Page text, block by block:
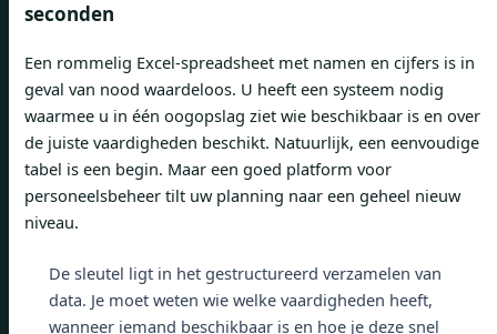
seconden
Een rommelig Excel-spreadsheet met namen en cijfers is in
geval van nood waardeloos. U heeft een systeem nodig
waarmee u in één oogopslag ziet wie beschikbaar is en over
de juiste vaardigheden beschikt. Natuurlijk, een eenvoudige
tabel is een begin. Maar een goed platform voor
personeelsbeheer tilt uw planning naar een geheel nieuw
niveau.
De sleutel ligt in het gestructureerd verzamelen van
data. Je moet weten wie welke vaardigheden heeft,
wanneer iemand beschikbaar is en hoe je deze snel